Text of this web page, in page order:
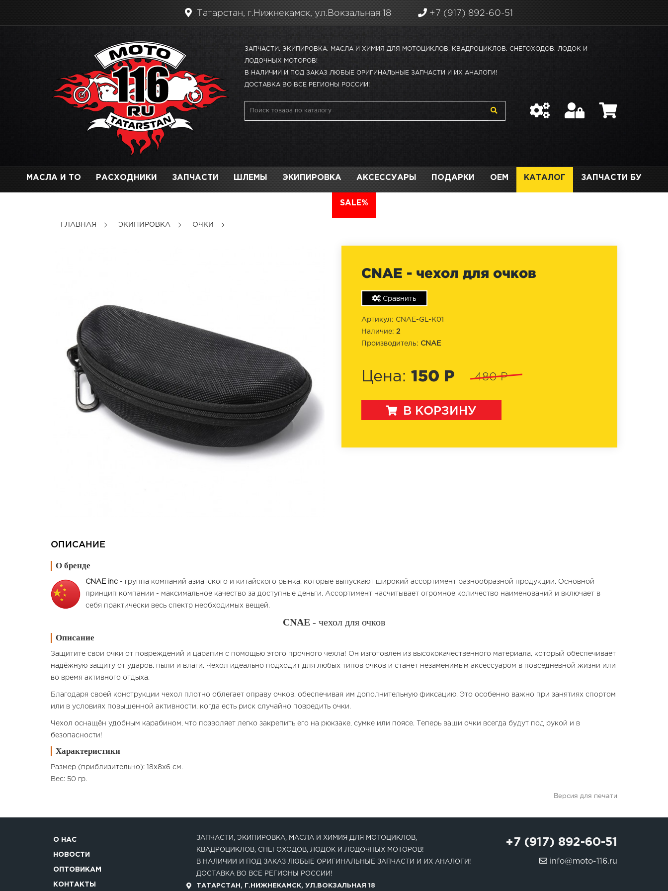
Татарстан, г.Нижнекамск, ул.Вокзальная 18 +7 (917) 892-60-51
ЗАПЧАСТИ, ЭКИПИРОВКА, МАСЛА И ХИМИЯ ДЛЯ МОТОЦИКЛОВ, КВАДРОЦИКЛОВ, СНЕГОХОДОВ, ЛОДОК И
ЛОДОЧНЫХ МОТОРОВ!
В НАЛИЧИИ И ПОД ЗАКАЗ ЛЮБЫЕ ОРИГИНАЛЬНЫЕ ЗАПЧАСТИ И ИХ АНАЛОГИ!
ДОСТАВКА ВО ВСЕ РЕГИОНЫ РОССИИ!
МАСЛА И ТО РАСХОДНИКИ ЗАПЧАСТИ ШЛЕМЫ ЭКИПИРОВКА АКСЕССУАРЫ ПОДАРКИ OEM КАТАЛОГ ЗАПЧАСТИ БУ
SALE%
ГЛАВНАЯ ЭКИПИРОВКА ОЧКИ
CNAE - чехол для очков
Сравнить
Артикул: CNAE-GL-K01
Наличие: 2
Производитель: CNAE
Цена: 150 Р 480 Р
В КОРЗИНУ
ОПИСАНИЕ
О бренде
CNAE inc - группа компаний азиатского и китайского рынка, которые выпускают широкий ассортимент разнообразной продукции. Основной
принцип компании - максимальное качество за доступные деньги. Ассортимент насчитывает огромное количество наименований и включает в
себя практически весь спектр необходимых вещей.
CNAE - чехол для очков
Описание
Защитите свои очки от повреждений и царапин с помощью этого прочного чехла! Он изготовлен из высококачественного материала, который обеспечивает
надёжную защиту от ударов, пыли и влаги. Чехол идеально подходит для любых типов очков и станет незаменимым аксессуаром в повседневной жизни или
во время активного отдыха.
Благодаря своей конструкции чехол плотно облегает оправу очков, обеспечивая им дополнительную фиксацию. Это особенно важно при занятиях спортом
или в условиях повышенной активности, когда есть риск случайно повредить очки.
Чехол оснащён удобным карабином, что позволяет легко закрепить его на рюкзаке, сумке или поясе. Теперь ваши очки всегда будут под рукой и в
безопасности!
Характеристики
Размер (приблизительно): 18x8x6 см.
Вес: 50 гр.
Версия для печати
О НАС
НОВОСТИ
ОПТОВИКАМ
КОНТАКТЫ
ЗАПЧАСТИ, ЭКИПИРОВКА, МАСЛА И ХИМИЯ ДЛЯ МОТОЦИКЛОВ,
КВАДРОЦИКЛОВ, СНЕГОХОДОВ, ЛОДОК И ЛОДОЧНЫХ МОТОРОВ!
В НАЛИЧИИ И ПОД ЗАКАЗ ЛЮБЫЕ ОРИГИНАЛЬНЫЕ ЗАПЧАСТИ И ИХ АНАЛОГИ!
ДОСТАВКА ВО ВСЕ РЕГИОНЫ РОССИИ!
ТАТАРСТАН, Г.НИЖНЕКАМСК, УЛ.ВОКЗАЛЬНАЯ 18
+7 (917) 892-60-51
info@moto-116.ru